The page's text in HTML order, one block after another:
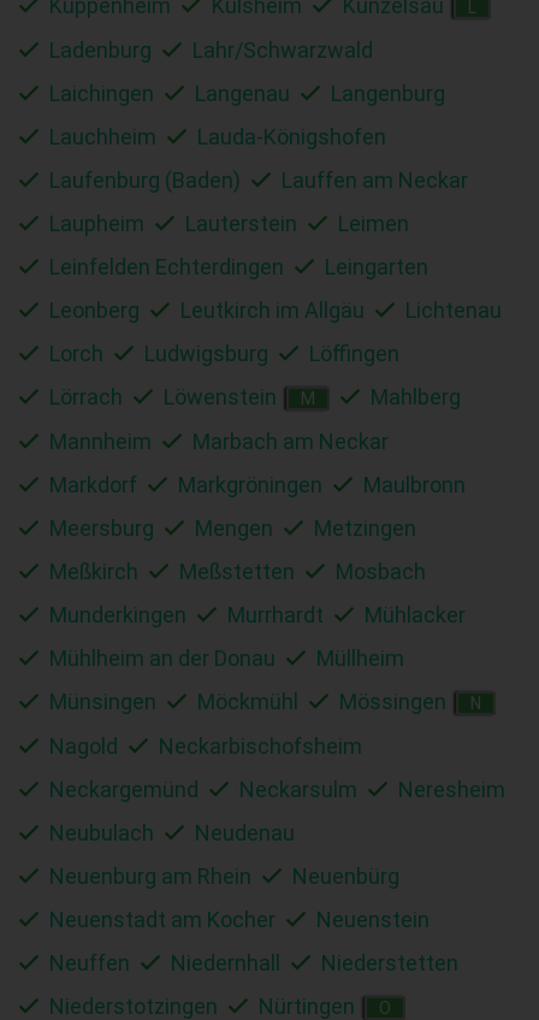
Ladenburg
Lahr/Schwarzwald
Laichingen
Langenau
Langenburg
Lauchheim
Lauda-Königshofen
Laufenburg (Baden)
Lauffen am Neckar
Laupheim
Lauterstein
Leimen
Leinfelden Echterdingen
Leingarten
Leonberg
Leutkirch im Allgäu
Lichtenau
Lorch
Ludwigsburg
Löffingen
Lörrach
Löwenstein M
Mahlberg
Mannheim
Marbach am Neckar
Markdorf
Markgröningen
Maulbronn
Meersburg
Mengen
Metzingen
Meßkirch
Meßstetten
Mosbach
Munderkingen
Murrhardt
Mühlacker
Mühlheim an der Donau
Müllheim
Münsingen
Möckmühl Mössingen N
Nagold
Neckarbischofsheim
Neckargemünd
Neckarsulm
Neresheim
Neubulach
Neudenau
Neuenburg am Rhein
Neuenbürg
Neuenstadt am Kocher
Neuenstein
Neuffen
Niedernhall
Niederstetten
Niederstotzingen
Nürtingen O